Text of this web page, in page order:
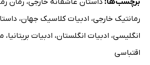
رمانتیک خارجی، ادبیات کلاسیک جهان،
انگلیسی، ادبیات انگلستان، ادبیات بریتانیا،
اقتباسی